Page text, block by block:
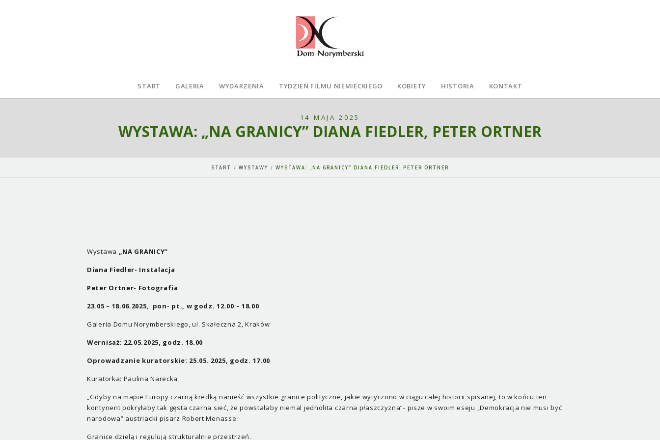
START GALERIA WYDARZENIA TYDZIEŃ FILMU NIEMIECKIEGO KOBIETY HISTORIA KONTAKT
14 MAJA 2025
WYSTAWA: „NA GRANICY” DIANA FIEDLER, PETER ORTNER
START WYSTAWY WYSTAWA: „NA GRANICY” DIANA FIEDLER, PETER ORTNER
Wystawa „NA GRANICY”
Diana Fiedler- Instalacja
Peter Ortner- Fotografia
23.05 – 18.06.2025, pon- pt., w godz. 12.00 – 18.00
Galeria Domu Norymberskiego, ul. Skałeczna 2, Kraków
Wernisaż: 22.05.2025, godz. 18.00
Oprowadzanie kuratorskie: 25.05. 2025, godz. 17.00
Kuratorka: Paulina Narecka
„Gdyby na mapie Europy czarną kredką nanieść wszystkie granice polityczne, jakie wytyczono w ciągu całej historii spisanej, to w końcu ten
kontynent pokryłaby tak gęsta czarna sieć, że powstałaby niemal jednolita czarna płaszczyzna”- pisze w swoim eseju „Demokracja nie musi być
narodowa” austriacki pisarz Robert Menasse.
Granice dzielą i regulują strukturalnie przestrzeń.